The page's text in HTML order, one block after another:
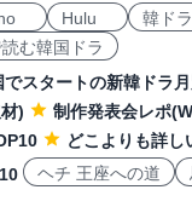
Hulu
韓ド
む韓国ドラ
でスタートの新韓ドラ
)
制作発表会レポ
どこよりも詳
ヘチ 王座への道